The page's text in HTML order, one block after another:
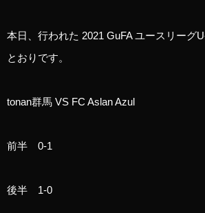
本日、行われた 2021 GuFA ユースリーグ
とおりです。
tonan群馬 VS FC Aslan Azul
前半 0-1
後半 1-0